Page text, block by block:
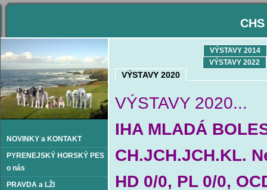
NOVINKY a KONTAKT
PYRENEJSKÝ HORSKÝ PES
o nás
PRAVDA a LŽI
VÝSTAVY 2020
VÝSTAVY 2014
VÝSTAVY 2022
VÝSTAVY 2020...
IHA MLADÁ
CH.JCH.JCH.KL.
HD 0/0, PL 0/0,